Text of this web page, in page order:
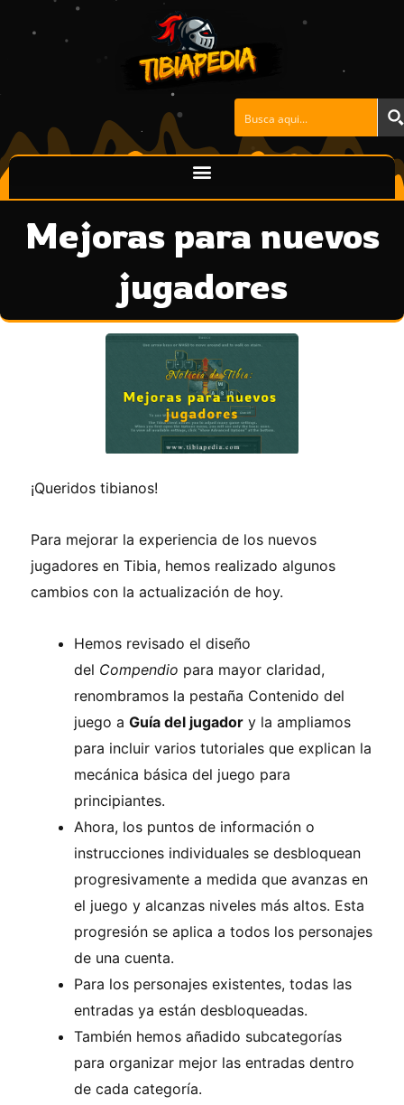
Mejoras para nuevos
jugadores
¡Queridos tibianos!
Para mejorar la experiencia de los nuevos
jugadores en Tibia, hemos realizado algunos
cambios con la actualización de hoy.
Hemos revisado el diseño
del Compendio para mayor claridad,
renombramos la pestaña Contenido del
juego a Guía del jugador y la ampliamos
para incluir varios tutoriales que explican la
mecánica básica del juego para
principiantes.
Ahora, los puntos de información o
instrucciones individuales se desbloquean
progresivamente a medida que avanzas en
el juego y alcanzas niveles más altos. Esta
progresión se aplica a todos los personajes
de una cuenta.
Para los personajes existentes, todas las
entradas ya están desbloqueadas.
También hemos añadido subcategorías
para organizar mejor las entradas dentro
de cada categoría.